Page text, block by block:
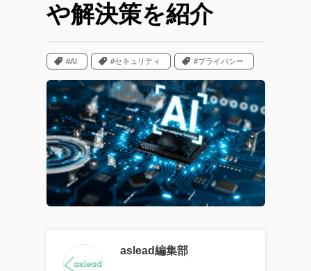
や解決策を紹介
#AI #セキュリティ #プライバシー
aslead編集部